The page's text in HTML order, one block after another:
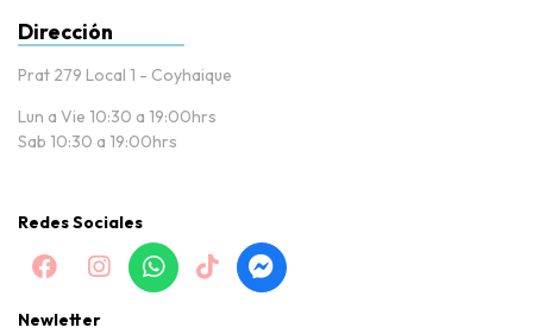
Dirección
Prat 279 Local 1 - Coyhaique
Lun a Vie 10:30 a 19:00hrs
Sab 10:30 a 19:00hrs
Redes Sociales
Newletter